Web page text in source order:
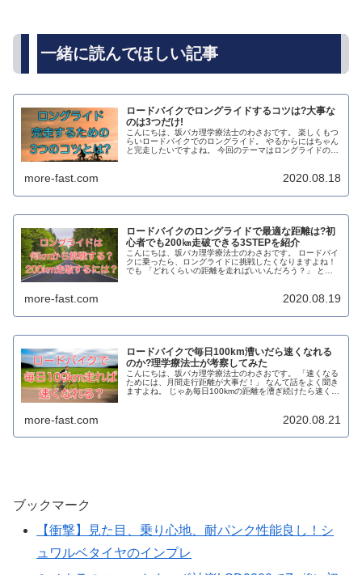
一緒に読んでほしい記事
ロードバイクでロングライドするコツは?大事な
のは3つだけ!
こんにちは、坂バカ理学療法士のわさおです。 楽しくもつ
らいロードバイクでのロングライド。 やるからにはちゃん
と完走したいですよね。 今回のテーマはロングライドのコ
more-fast.com 2020.08.18
ロードバイクのロングライドで最適な距離は?初
心者でも200㎞走破できる3STEPを紹介
こんにちは、坂バカ理学療法士のわさおです。 ロードバイ
クに乗ったら、ロングライドに挑戦したくなりますよね！
でも 「どれくらいの距離を走ればいいんだろう？」 と疑
more-fast.com 2020.08.19
ロードバイクで毎日100km漕いだら速くなれる
のか?理学療法士が考察してみた
こんにちは、坂バカ理学療法士のわさおです。 「速くなる
ためには、月間走行距離が大事だ！」 なんて話をよく聞き
ますよね。 じゃあ毎日100kmの距離を漕ぎ続けたら速くな
more-fast.com 2020.08.21
ブックマーク
【衝撃】見た目、乗り心地、耐パンク性能良し！シ
ュワルベタイヤのインプレ